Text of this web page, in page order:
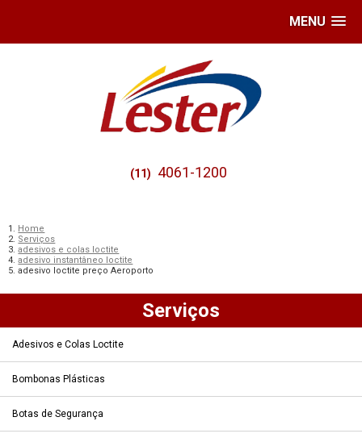
MENU
(11) 4061-1200
Home
Serviços
adesivos e colas loctite
adesivo instantâneo loctite
adesivo loctite preço Aeroporto
Serviços
Adesivos e Colas Loctite
Bombonas Plásticas
Botas de Segurança